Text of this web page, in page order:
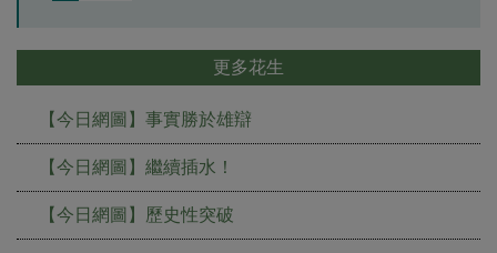
更多花生
【今日網圖】事實勝於雄辯
【今日網圖】繼續插水！
【今日網圖】歷史性突破